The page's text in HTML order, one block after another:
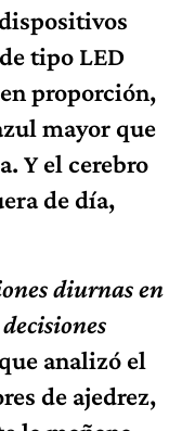
tipo LED
proporción,
mayor que
Y el cerebro
de día,
diurnas en
analizó el
de ajedrez,